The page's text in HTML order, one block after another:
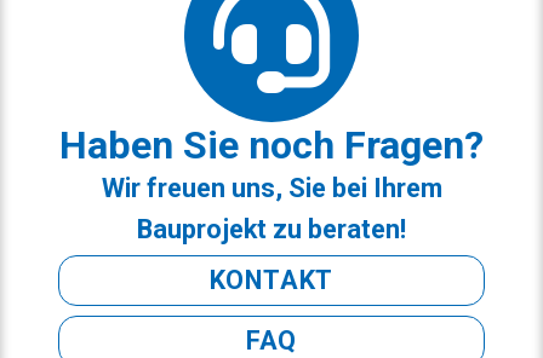
Haben Sie noch Fragen?
Wir freuen uns, Sie bei Ihrem
Bauprojekt zu beraten!
KONTAKT
FAQ